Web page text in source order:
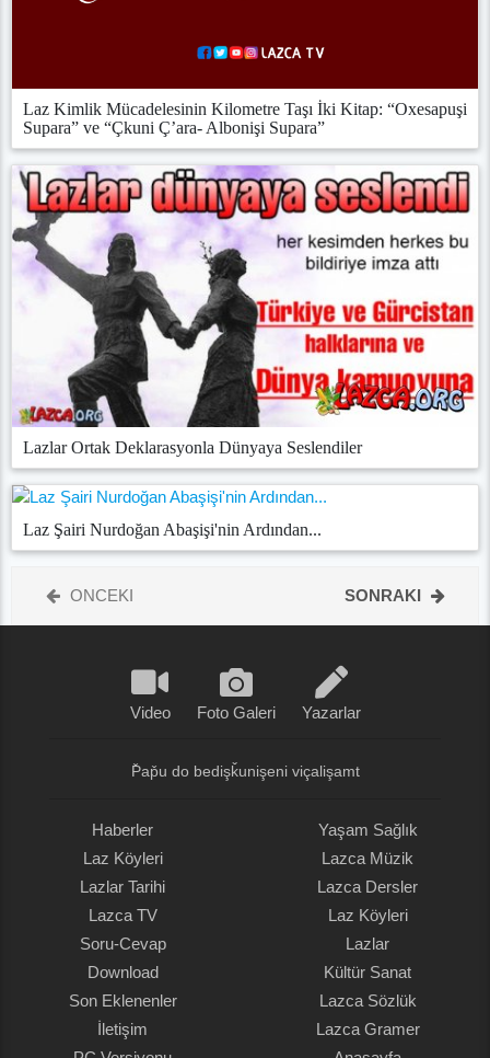
Laz Kimlik Mücadelesinin Kilometre Taşı İki Kitap: “Oxesapuşi
Supara” ve “Çkuni Ç’ara- Albonişi Supara”
Lazlar Ortak Deklarasyonla Dünyaya Seslendiler
Laz Şairi Nurdoğan Abaşişi'nin Ardından...
ONCEKI SONRAKI
Video Foto Galeri Yazarlar
P̌ap̌u do bedişǩunişeni viçalişamt
Haberler
Laz Köyleri
Lazlar Tarihi
Lazca TV
Soru-Cevap
Download
Son Eklenenler
İletişim
Yaşam Sağlık
Lazca Müzik
Lazca Dersler
Laz Köyleri
Lazlar
Kültür Sanat
Lazca Sözlük
Lazca Gramer